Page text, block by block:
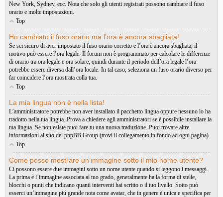
New York, Sydney, ecc. Nota che solo gli utenti registrati possono cambiare il fuso
orario e molte impostazioni.
Top
Ho cambiato il fuso orario ma l’ora è ancora sbagliata!
Se sei sicuro di aver impostato il fuso orario corretto e l’ora è ancora sbagliata, il
motivo può essere l’ora legale. Il forum non è programmato per calcolare le differenze
di orario tra ora legale e ora solare; quindi durante il periodo dell’ora legale l’ora
potrebbe essere diversa dall’ora locale. In tal caso, seleziona un fuso orario diverso per
far coincidere l’ora mostrata colla tua.
Top
La mia lingua non è nella lista!
L’amministratore potrebbe non aver installato il pacchetto lingua oppure nessuno lo ha
tradotto nella tua lingua. Prova a chiedere agli amministratori se è possibile installare la
tua lingua. Se non esiste puoi fare tu una nuova traduzione. Puoi trovare altre
informazioni al sito del phpBB Group (trovi il collegamento in fondo ad ogni pagina).
Top
Come posso mostrare un’immagine sotto il mio nome utente?
Ci possono essere due immagini sotto un nome utente quando si leggono i messaggi.
La prima è l’immagine associata al tuo grado, generalmente ha la forma di stelle,
blocchi o punti che indicano quanti interventi hai scritto o il tuo livello. Sotto può
esserci un’immagine piú grande nota come avatar, che in genere è unica e specifica per